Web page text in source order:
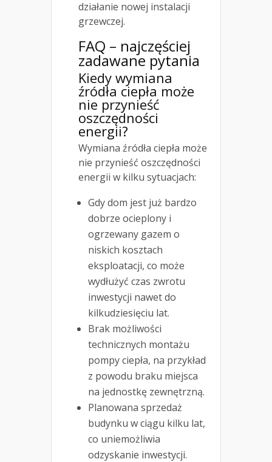
działanie nowej instalacji
grzewczej.
FAQ – najczęściej
zadawane pytania
Kiedy wymiana
źródła ciepła może
nie przynieść
oszczędności
energii?
Wymiana źródła ciepła może
nie przynieść oszczędności
energii w kilku sytuacjach:
Gdy dom jest już bardzo
dobrze ocieplony i
ogrzewany gazem o
niskich kosztach
eksploatacji, co może
wydłużyć czas zwrotu
inwestycji nawet do
kilkudziesięciu lat.
Brak możliwości
technicznych montażu
pompy ciepła, na przykład
z powodu braku miejsca
na jednostkę zewnętrzną.
Planowana sprzedaż
budynku w ciągu kilku lat,
co uniemożliwia
odzyskanie inwestycji.